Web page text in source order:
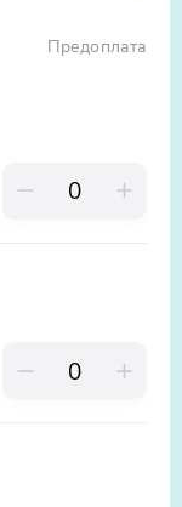
станет
Предоплата